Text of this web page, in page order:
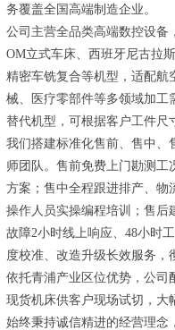
务覆盖全国高端制造企业。
公司主营全品类高端数控设备
OM立式车床、西班牙尼古拉
精密车铣复合等机型，适配航
械、医疗零部件等多领域加工
替代机型，可根据客户工件尺
我们搭建标准化售前、售中、
师团队。售前免费上门勘测工
方案；售中全程跟进排产、物
操作人员实操编程培训；售后
故障2小时线上响应、48小时
度校准、改造升级长效服务，
依托青浦产业区位优势，公司
现货机床供客户现场试切，大
始终秉持诚信精进的经营理念